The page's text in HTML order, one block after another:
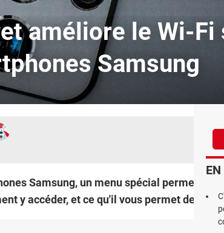
améliore le Wi-Fi
Samsung
Samsung, un menu spécial permet
y accéder, et ce qu'il vous permet de faire.